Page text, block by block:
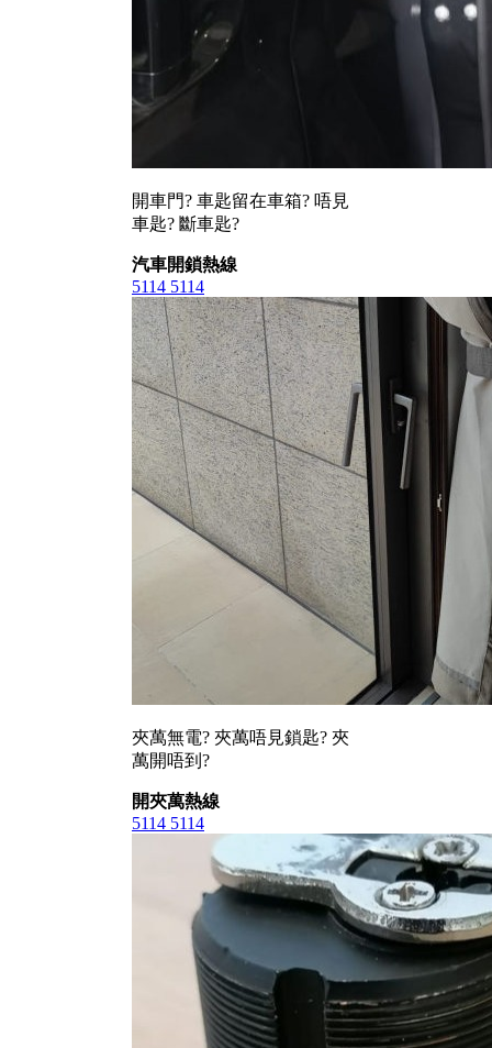
開車門? 車匙留在車箱? 唔見
車匙? 斷車匙?
汽車開鎖熱線
5114 5114
夾萬無電? 夾萬唔見鎖匙? 夾
萬開唔到?
開夾萬熱線
5114 5114